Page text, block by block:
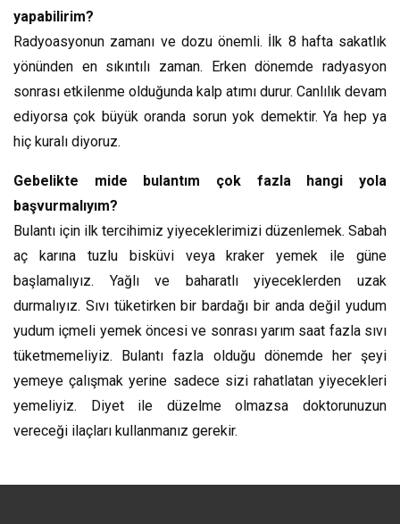
yapabilirim?
Radyoasyonun zamanı ve dozu önemli. İlk 8 hafta sakatlık
yönünden en sıkıntılı zaman. Erken dönemde radyasyon
sonrası etkilenme olduğunda kalp atımı durur. Canlılık devam
ediyorsa çok büyük oranda sorun yok demektir. Ya hep ya
hiç kuralı diyoruz.
Gebelikte mide bulantım çok fazla hangi yola
başvurmalıyım?
Bulantı için ilk tercihimiz yiyeceklerimizi düzenlemek. Sabah
aç karına tuzlu bisküvi veya kraker yemek ile güne
başlamalıyız. Yağlı ve baharatlı yiyeceklerden uzak
durmalıyız. Sıvı tüketirken bir bardağı bir anda değil yudum
yudum içmeli yemek öncesi ve sonrası yarım saat fazla sıvı
tüketmemeliyiz. Bulantı fazla olduğu dönemde her şeyi
yemeye çalışmak yerine sadece sizi rahatlatan yiyecekleri
yemeliyiz. Diyet ile düzelme olmazsa doktorunuzun
vereceği ilaçları kullanmanız gerekir.